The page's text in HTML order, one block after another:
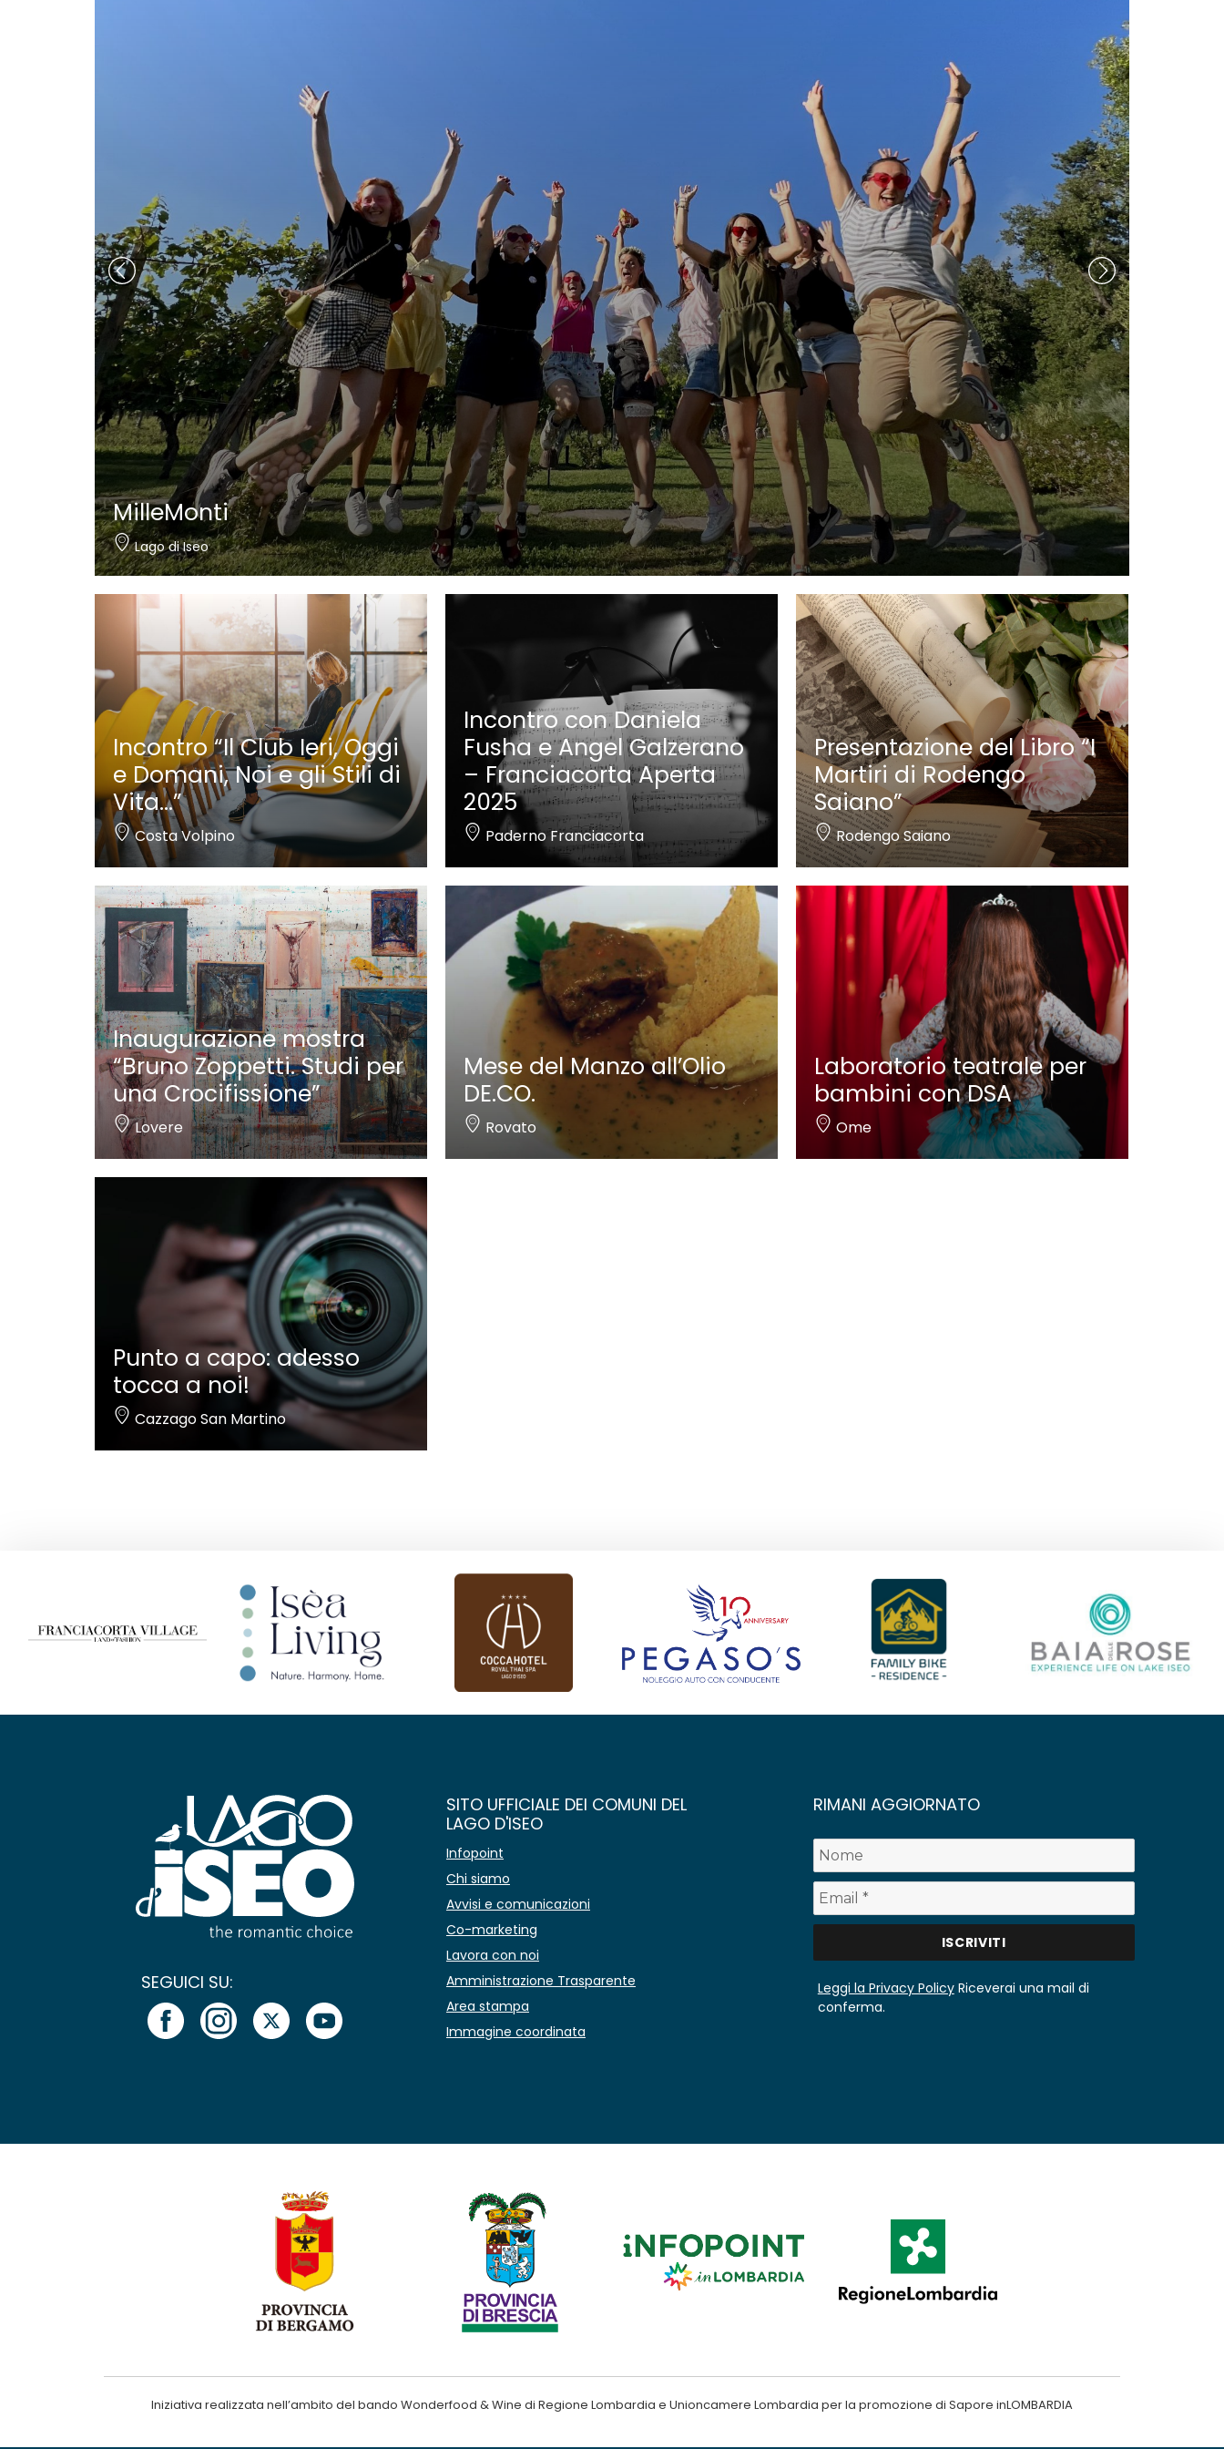
MilleMonti
Lago di Iseo
Incontro “Il Club Ieri, Oggi
e Domani, Noi e gli Stili di
Vita…”
Costa Volpino
Incontro con Daniela
Fusha e Angel Galzerano
– Franciacorta Aperta
2025
Paderno Franciacorta
Presentazione del Libro “I
Martiri di Rodengo
Saiano”
Rodengo Saiano
Inaugurazione mostra
“Bruno Zoppetti. Studi per
una Crocifissione”
Lovere
Mese del Manzo all’Olio
DE.CO.
Rovato
Laboratorio teatrale per
bambini con DSA
Ome
Punto a capo: adesso
tocca a noi!
Cazzago San Martino
SEGUICI SU:
SITO UFFICIALE DEI COMUNI DEL
LAGO D'ISEO
Infopoint
Chi siamo
Avvisi e comunicazioni
Co-marketing
Lavora con noi
Amministrazione Trasparente
Area stampa
Immagine coordinata
RIMANI AGGIORNATO
Leggi la Privacy PolicyRiceverai una mail di
conferma.
Iniziativa realizzata nell’ambito del bando Wonderfood & Wine di Regione Lombardia e Unioncamere Lombardia per la promozione di Sapore inLOMBARDIA